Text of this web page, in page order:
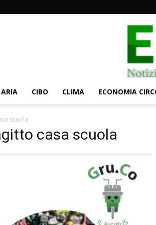
ARIA CIBO CLIMA ECONOMIA
scuola
casa scuola